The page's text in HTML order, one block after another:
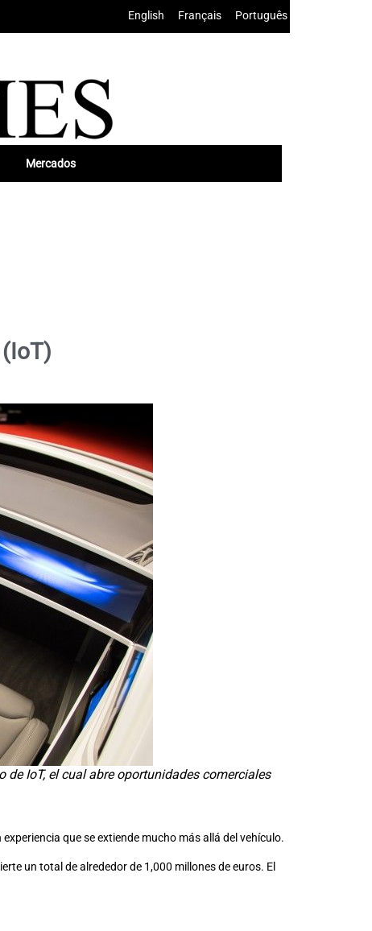
English Français Português
Mercados
IoT, el cual abre oportunidades comerciales
que se extiende mucho más allá del vehículo.
un total de alrededor de 1,000 millones de euros. El